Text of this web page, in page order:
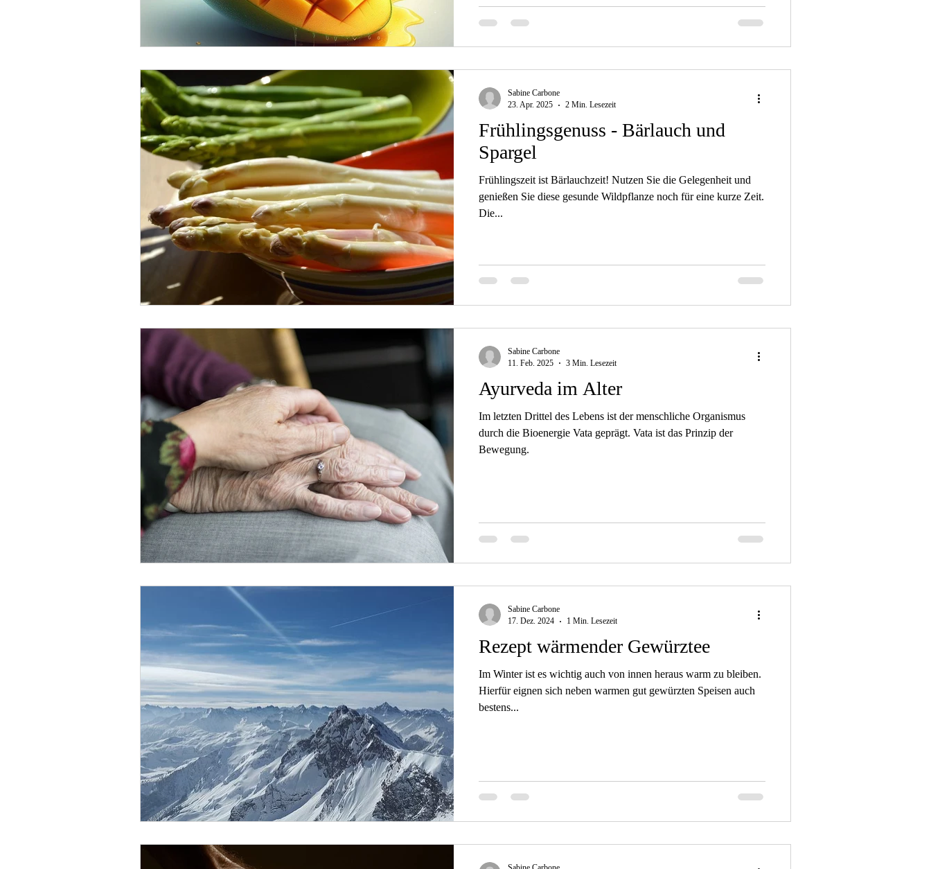
Frühlingsgenuss - Bärlauch und
Spargel
Frühlingszeit ist Bärlauchzeit! Nutzen Sie die Gelegenheit und
genießen Sie diese gesunde Wildpflanze noch für eine kurze Zeit.
Die...
Sabine Carbone
23. Apr. 2025
2 Min. Lesezeit
Ayurveda im Alter
Im letzten Drittel des Lebens ist der menschliche Organismus
durch die Bioenergie Vata geprägt. Vata ist das Prinzip der
Bewegung.
Sabine Carbone
11. Feb. 2025
3 Min. Lesezeit
Rezept wärmender Gewürztee
Im Winter ist es wichtig auch von innen heraus warm zu bleiben.
Hierfür eignen sich neben warmen gut gewürzten Speisen auch
bestens...
Sabine Carbone
17. Dez. 2024
1 Min. Lesezeit